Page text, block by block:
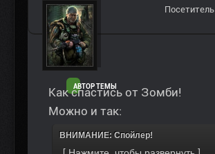
АВТОР ТЕМЫ
Посетитель
Как спастись от Зомби!
Можно и так:
ВНИМАНИЕ: Спойлер!